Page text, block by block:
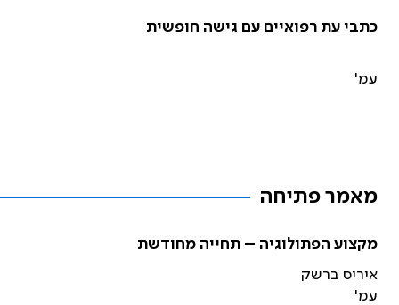
כתבי עת רפואיים עם גישה חופשית
עמ'
מאמר פתיחה
מקצוע הפתולוגיה – תחייה מחודשת
איריס ברשק
עמ'